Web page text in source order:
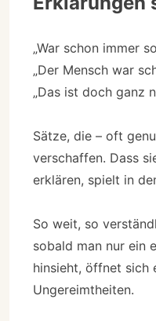
„War schon immer
„Der Mensch war
„Das ist doch ganz
Sätze, die – oft
verschaffen. Dass
erklären, spielt in
So weit, so
sobald man nur ein
hinsieht, öffnet sich
Ungereimtheiten.